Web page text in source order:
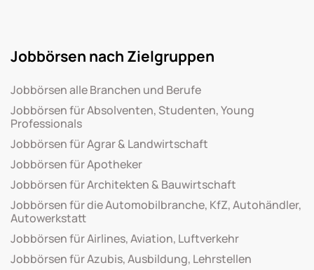
Jobbörsen nach Zielgruppen
Jobbörsen alle Branchen und Berufe
Jobbörsen für Absolventen, Studenten, Young
Professionals
Jobbörsen für Agrar & Landwirtschaft
Jobbörsen für Apotheker
Jobbörsen für Architekten & Bauwirtschaft
Jobbörsen für die Automobilbranche, KfZ, Autohändler,
Autowerkstatt
Jobbörsen für Airlines, Aviation, Luftverkehr
Jobbörsen für Azubis, Ausbildung, Lehrstellen